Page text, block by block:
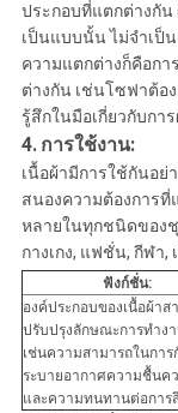
ประกอบที่แตกต่างกัน
เป็นแบบนั้น ไม่จำเป็
ความแตกต่างก็คือก
ต่างกัน เช่นโซฟาต้อ
รู้สึกในมือเกี่ยวกับกา
4. การใช้งาน:
เนื้อผ้ามีการใช้กันอย่
สนองความต้องการ
หลายในทุกชนิดของชุ
กางเกง, แฟชั่น, กีฬา,
ฟังก์ชั่น:
องค์ประกอบของเนื้อผ้าส
ปรับปรุงลักษณะการทำง
เช่นความสามารถในการ
ระบายอากาศความชื้นค
และความทนทานต่อการ